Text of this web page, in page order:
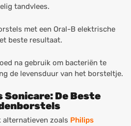
tandvlees.
met een Oral-B elektrische
beste resultaat.
na gebruik om bacteriën te
de levensduur van het borsteltje.
Sonicare: De Beste
alternatieven zoals Philips